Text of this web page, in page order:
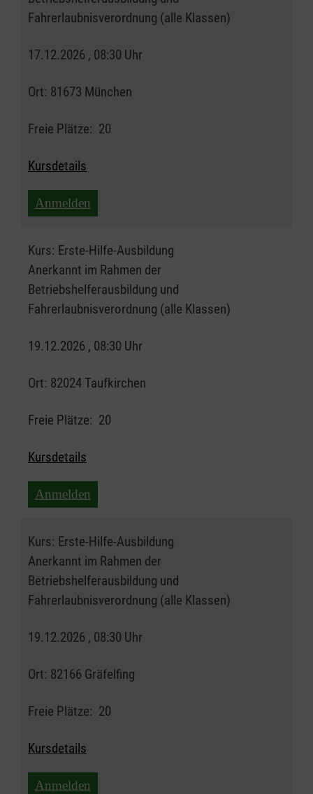
Fahrerlaubnisverordnung (alle Klassen)
17.12.2026 , 08:30 Uhr
Ort: 81673 München
Freie Plätze: 20
Kursdetails
Anmelden
Kurs: Erste-Hilfe-Ausbildung
Anerkannt im Rahmen der
Betriebshelferausbildung und
Fahrerlaubnisverordnung (alle Klassen)
19.12.2026 , 08:30 Uhr
Ort: 82024 Taufkirchen
Freie Plätze: 20
Kursdetails
Anmelden
Kurs: Erste-Hilfe-Ausbildung
Anerkannt im Rahmen der
Betriebshelferausbildung und
Fahrerlaubnisverordnung (alle Klassen)
19.12.2026 , 08:30 Uhr
Ort: 82166 Gräfelfing
Freie Plätze: 20
Kursdetails
Anmelden